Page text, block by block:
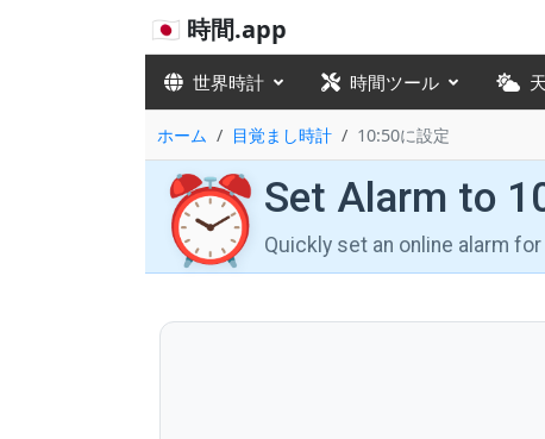
🇯🇵 時間.app
世界時計 時間ツール
ホーム 目覚まし時計 10:50に設定
⏰ Set Alarm to
Quickly set an online alarm